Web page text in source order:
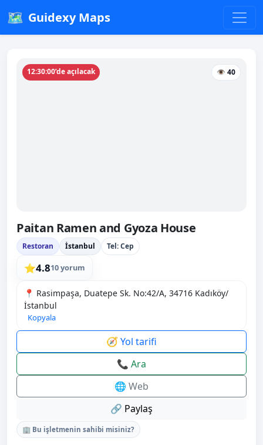
🗺️ Guidexy Maps
12:30:00’de açılacak 👁 40
Paitan Ramen and Gyoza House
Restoran İstanbul Tel: Cep
⭐4.810 yorum
📍 Rasimpaşa, Duatepe Sk. No:42/A, 34716 Kadıköy/
İstanbul
Kopyala
🧭 Yol tarifi
📞 Ara
🌐 Web
🔗 Paylaş
🏢 Bu işletmenin sahibi misiniz?